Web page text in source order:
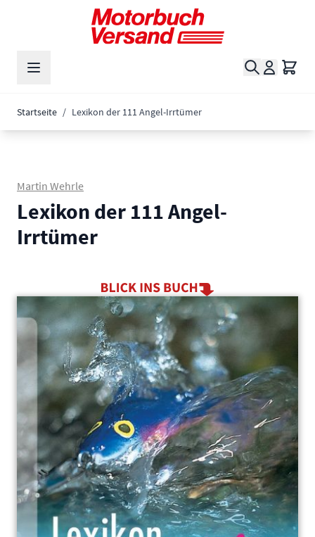
Zum Inhalt springen
Suche
Startseite / Lexikon der 111 Angel-Irrtümer
Martin Wehrle
Lexikon der 111 Angel-
Irrtümer
Main image
Click to view image in fullscreen